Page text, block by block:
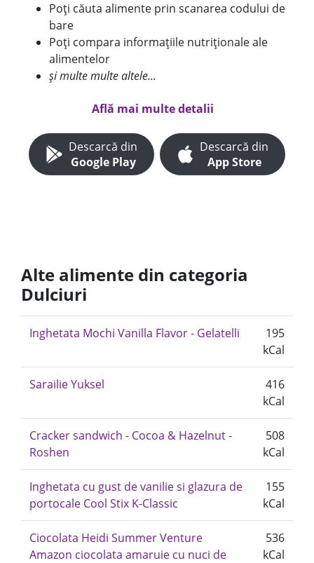
Poți căuta alimente prin scanarea codului de
bare
Poți compara informațiile nutriționale ale
alimentelor
și multe multe altele...
Află mai multe detalii
Descarcă din
Google Play
Descarcă din
App Store
Alte alimente din categoria
Dulciuri
Inghetata Mochi Vanilla Flavor - Gelatelli
195
kCal
Sarailie Yuksel
416
kCal
Cracker sandwich - Cocoa & Hazelnut -
Roshen
508
kCal
Inghetata cu gust de vanilie si glazura de
portocale Cool Stix K-Classic
155
kCal
Ciocolata Heidi Summer Venture
Amazon ciocolata amaruie cu nuci de
536
kCal